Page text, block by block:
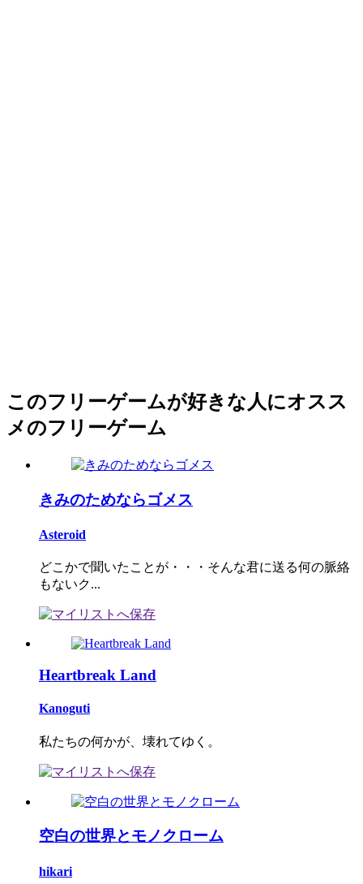
このフリーゲームが好きな人にオスス
メのフリーゲーム
きみのためならゴメス
Asteroid
どこかで聞いたことが・・・そんな君に送る何の脈絡
もないク...
Heartbreak Land
Kanoguti
私たちの何かが、壊れてゆく。
空白の世界とモノクローム
hikari